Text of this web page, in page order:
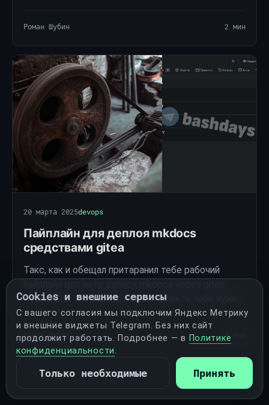
Cookies и внешние сервисы
С вашего согласия мы подключим Яндекс Метрику
и внешние виджеты Telegram. Без них сайт
продолжит работать. Подробнее — в Политике
конфиденциальности.
Только необходимые Принять
Роман Шубин 2 мин
20 марта 2025devops
Пайплайн для деплоя mkdocs
средствами gitea
Такс, как и обещал притаранил тебе рабочий
Чтобы всё это заработало, в проекте тебе нужно
создать структуру:
Роман Шубин 3 мин